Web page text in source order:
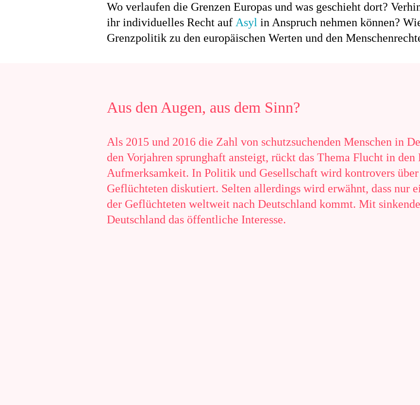
Wo verlaufen die Grenzen Europas und was geschieht dort?
ihr individuelles Recht auf Asyl in Anspruch nehmen können?
Grenzpolitik zu den europäischen Werten und den
Aus den Augen, aus dem Sinn?
Als 2015 und 2016 die Zahl von schutzsuchenden Menschen in
den Vorjahren sprunghaft ansteigt, rückt das Thema Flucht in den
Aufmerksamkeit. In Politik und Gesellschaft wird kontrovers
Geflüchteten diskutiert. Selten allerdings wird erwähnt, dass nur
der Geflüchteten weltweit nach Deutschland kommt. Mit
Deutschland das öffentliche Interesse.